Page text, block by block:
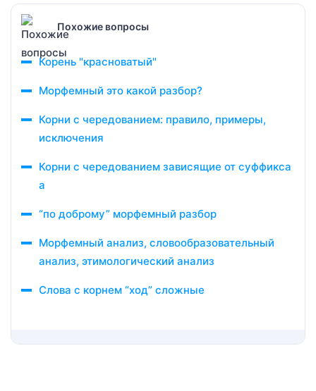
Похожие вопросы
Корень "красноватый"
Морфемный это какой разбор?
Корни с чередованием: правило, примеры,
исключения
Корни с чередованием зависящие от суффикса
а
“по доброму” морфемный разбор
Морфемный анализ, словообразовательный
анализ, этимологический анализ
Слова с корнем “ход” сложные